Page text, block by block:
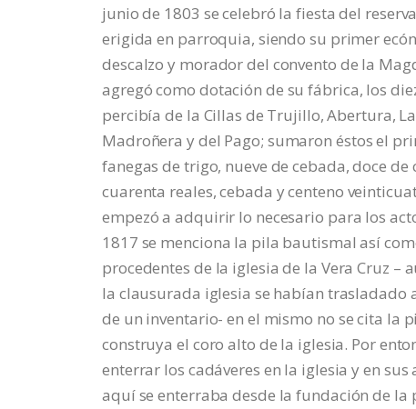
junio de 1803 se celebró la fiesta del
erigida en parroquia, siendo su primer
descalzo y morador del convento de la
agregó como dotación de su fábrica, los
percibía de la Cillas de Trujillo, Abertura,
Madroñera y del Pago; sumaron éstos el
fanegas de trigo, nueve de cebada, doce
cuarenta reales, cebada y centeno
empezó a adquirir lo necesario para los
1817 se menciona la pila bautismal así
procedentes de la iglesia de la Vera Cruz –
la clausurada iglesia se habían trasladado
de un inventario- en el mismo no se cita la
construya el coro alto de la iglesia. Por
enterrar los cadáveres en la iglesia y en
aquí se enterraba desde la fundación de